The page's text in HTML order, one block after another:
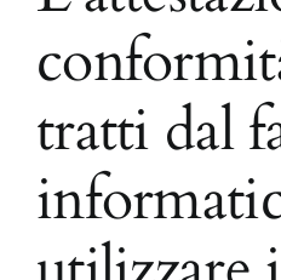
tratti dal